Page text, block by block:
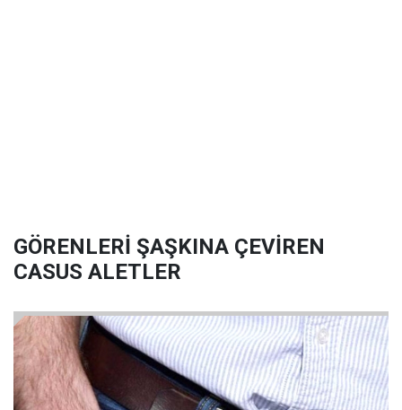
GÖRENLERİ ŞAŞKINA ÇEVİREN
CASUS ALETLER